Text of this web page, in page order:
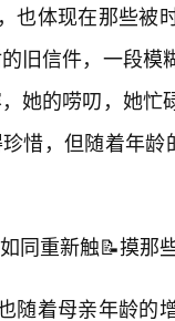
也体现在那些
旧信件，一段
她的唠叨，她
惜，但随着年
同重新触📝摸那
随着母亲年龄